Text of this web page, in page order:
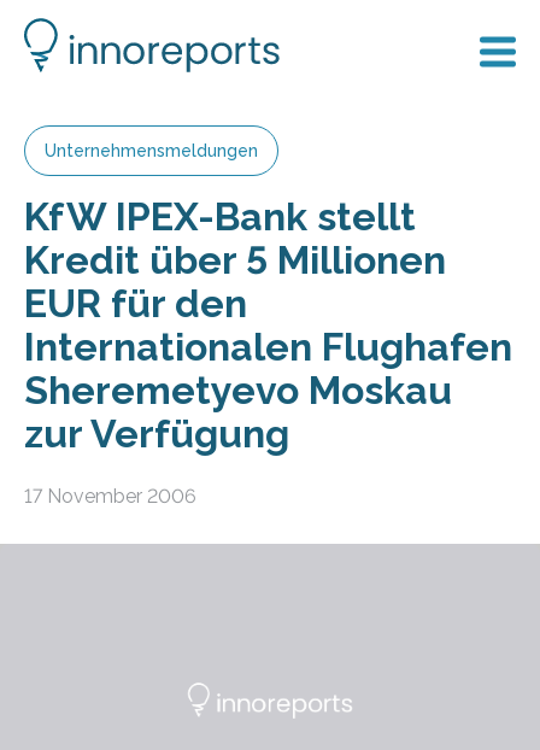
Unternehmensmeldungen
KfW IPEX-Bank stellt
Kredit über 5 Millionen
EUR für den
Internationalen Flughafen
Sheremetyevo Moskau
zur Verfügung
17 November 2006